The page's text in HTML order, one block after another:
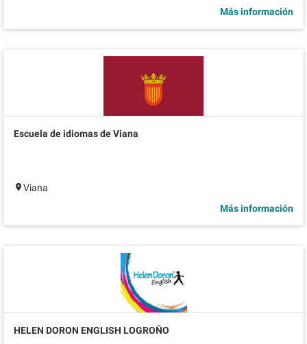
Más información
Escuela de idiomas de Viana
Viana
Más información
HELEN DORON ENGLISH LOGROÑO